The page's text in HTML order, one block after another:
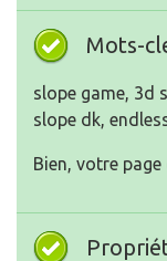
Mots-
slope game, 3d
slope dk,
Bien, votre